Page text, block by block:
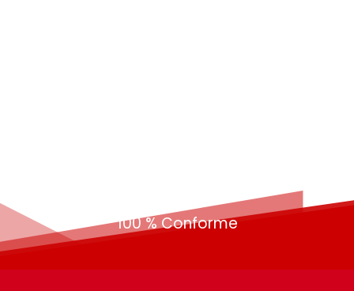
100 % Conforme